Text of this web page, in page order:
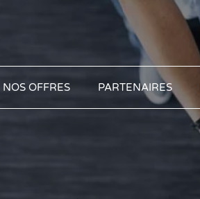
NOS OFFRES PARTENAIRES